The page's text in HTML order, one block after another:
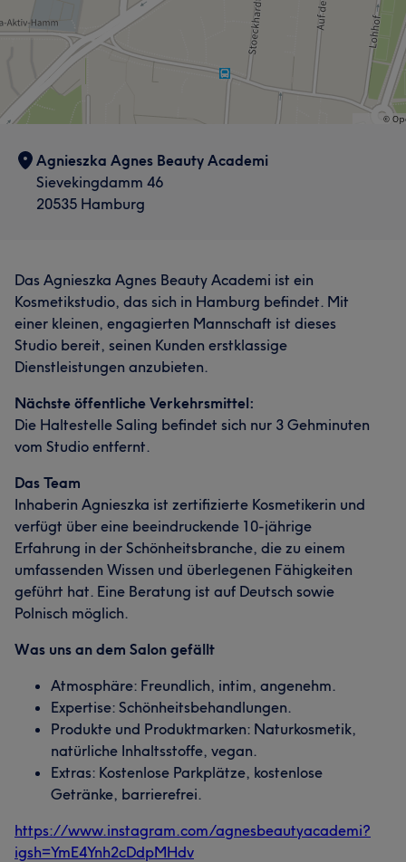
Agnieszka Agnes Beauty Academi
Sievekingdamm 46
20535 Hamburg
Das Agnieszka Agnes Beauty Academi ist ein
Kosmetikstudio, das sich in Hamburg befindet. Mit
einer kleinen, engagierten Mannschaft ist dieses
Studio bereit, seinen Kunden erstklassige
Dienstleistungen anzubieten.
Nächste öffentliche Verkehrsmittel:
Die Haltestelle Saling befindet sich nur 3 Gehminuten
vom Studio entfernt.
Das Team
Inhaberin Agnieszka ist zertifizierte Kosmetikerin und
verfügt über eine beeindruckende 10-jährige
Erfahrung in der Schönheitsbranche, die zu einem
umfassenden Wissen und überlegenen Fähigkeiten
geführt hat. Eine Beratung ist auf Deutsch sowie
Polnisch möglich.
Was uns an dem Salon gefällt
Atmosphäre: Freundlich, intim, angenehm.
Expertise: Schönheitsbehandlungen.
Produkte und Produktmarken: Naturkosmetik,
natürliche Inhaltsstoffe, vegan.
Extras: Kostenlose Parkplätze, kostenlose
Getränke, barrierefrei.
https://www.instagram.com/agnesbeautyacademi?
igsh=YmE4Ynh2cDdpMHdv